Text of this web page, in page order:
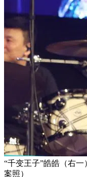
“千变王子”皓皓（右
案照）